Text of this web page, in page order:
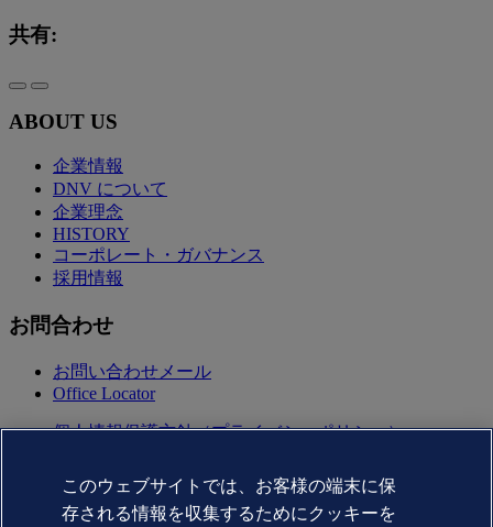
共有:
ABOUT US
企業情報
DNV について
企業理念
HISTORY
コーポレート・ガバナンス
採用情報
お問合わせ
お問い合わせメール
Office Locator
個人情報保護方針（プライバシーポリシー）
Copyright © DNV AS 2025
Cookie情報
Commercial Disclosure Based on the Act on Specified
このウェブサイトでは、お客様の端末に保
存される情報を収集するためにクッキーを